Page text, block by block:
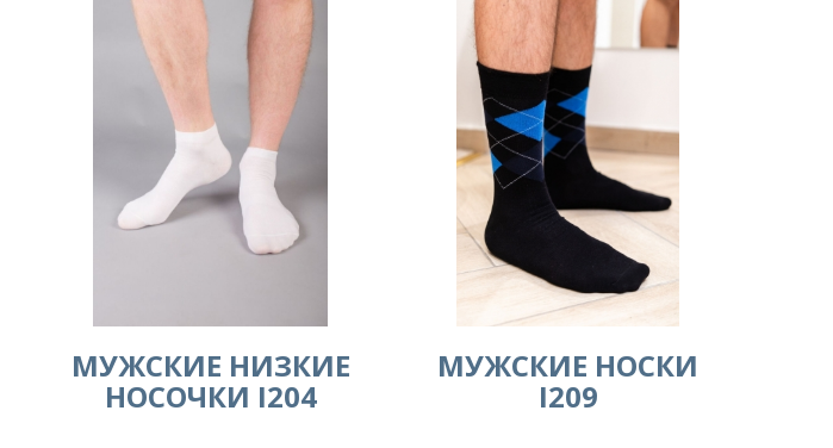
МУЖСКИЕ НИЗКИЕ
НОСОЧКИ I204
MУЖСКИЕ НОСКИ
I209